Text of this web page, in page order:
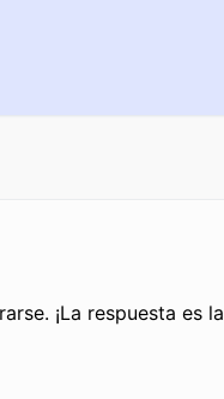
¡La respuesta es la